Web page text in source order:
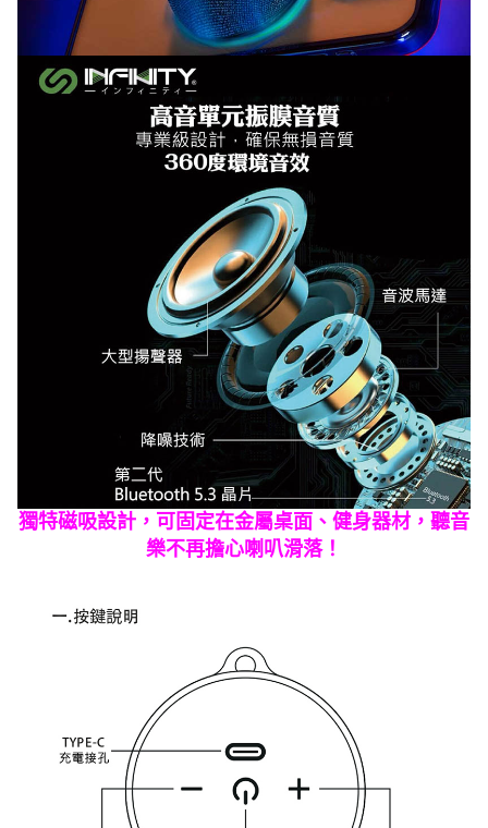
獨特磁吸設計，可固定在金屬桌面、健身器材，聽音
樂不再擔心喇叭滑落！